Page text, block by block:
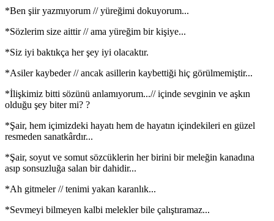
*Ben şiir yazmıyorum // yüreğimi dokuyorum...
*Sözlerim size aittir // ama yüreğim bir kişiye...
*Siz iyi baktıkça her şey iyi olacaktır.
*Asiler kaybeder // ancak asillerin kaybettiği hiç görülmemiştir...
*İlişkimiz bitti sözünü anlamıyorum...// içinde sevginin ve aşkın
olduğu şey biter mi? ?
*Şair, hem içimizdeki hayatı hem de hayatın içindekileri en güzel
resmeden sanatkârdır...
*Şair, soyut ve somut sözcüklerin her birini bir meleğin kanadına
asıp sonsuzluğa salan bir dahidir...
*Ah gitmeler // tenimi yakan karanlık...
*Sevmeyi bilmeyen kalbi melekler bile çalıştıramaz...